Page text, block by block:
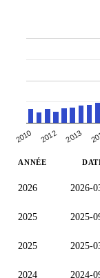
2010 2012 2013
ANNÉE
2026 2026-
2025 2025-
2025 2025-
2024 2024-